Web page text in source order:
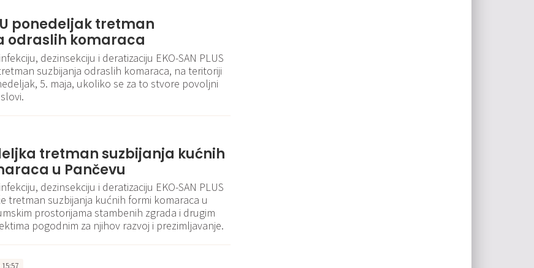
ponedeljak tretman
odraslih komaraca
dezinsekciju i deratizaciju EKO-SAN PLUS
suzbijanja odraslih komaraca, na teritoriji
5. maja, ukoliko se za to stvore povoljni
tretman suzbijanja kućnih
u Pančevu
dezinsekciju i deratizaciju EKO-SAN PLUS
tretman suzbijanja kućnih formi komaraca u
prostorijama stambenih zgrada i drugim
pogodnim za njihov razvoj i prezimljavanje.